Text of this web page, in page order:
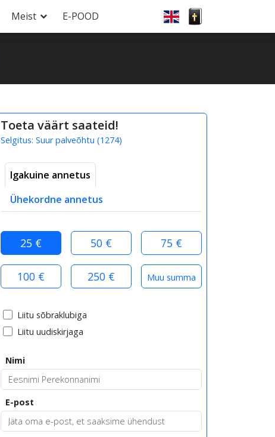
Meist E-POOD
Toeta väärt saateid!
Selgitus: Suur palveõhtu (1274)
Igakuine annetus
Ühekordne annetus
25 € 50 € 75 €
100 € 250 €
Liitu sõbraklubiga
Liitu uudiskirjaga
Nimi
E-post